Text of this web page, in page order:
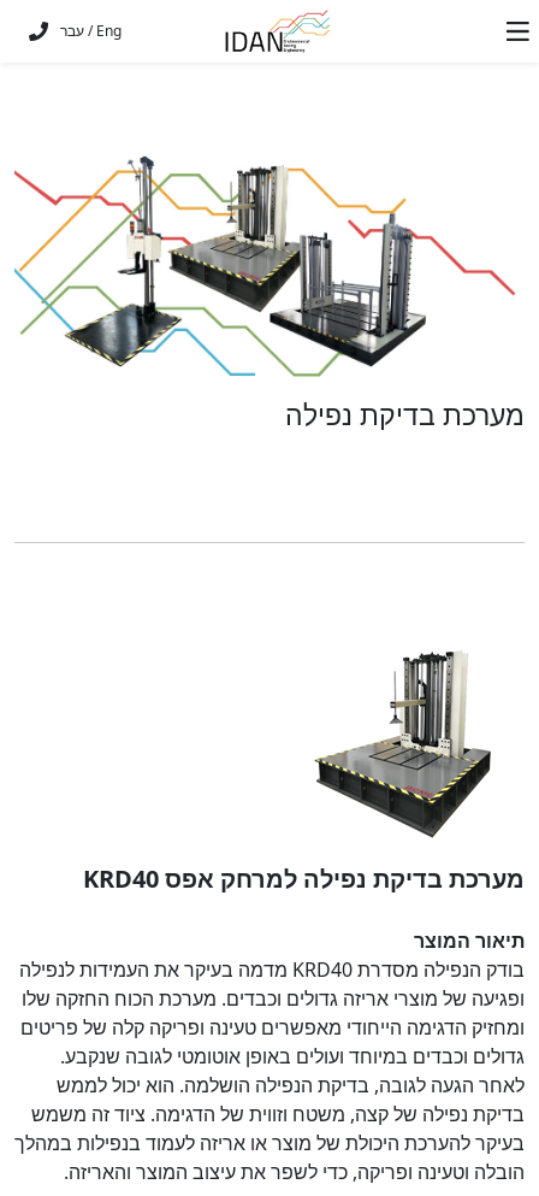
Eng
/עבר
מערכת בדיקת נפילה
מערכת בדיקת נפילה למרחק אפס KRD40
תיאור המוצר
בודק הנפילה מסדרת KRD40 מדמה בעיקר את העמידות לנפילה
ופגיעה של מוצרי אריזה גדולים וכבדים. מערכת הכוח החזקה שלו
ומחזיק הדגימה הייחודי מאפשרים טעינה ופריקה קלה של פריטים
גדולים וכבדים במיוחד ועולים באופן אוטומטי לגובה שנקבע.
לאחר הגעה לגובה, בדיקת הנפילה הושלמה. הוא יכול לממש
בדיקת נפילה של קצה, משטח וזווית של הדגימה. ציוד זה משמש
בעיקר להערכת היכולת של מוצר או אריזה לעמוד בנפילות במהלך
הובלה וטעינה ופריקה, כדי לשפר את עיצוב המוצר והאריזה.